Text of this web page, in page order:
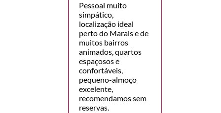
Pessoal muito
simpático,
localização ideal
perto do Marais e de
muitos bairros
animados, quartos
espaçosos e
confortáveis,
pequeno-almoço
excelente,
recomendamos sem
reservas.